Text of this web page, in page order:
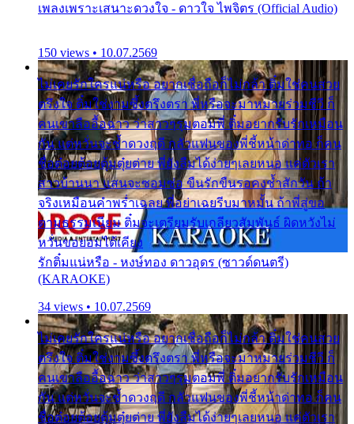
เพลงเพราะเสนาะดวงใจ - ดาวใจ ไพจิตร (Official Audio)
150 views • 10.07.2569
ไม่เคยรักใครแน่หรือ อยากเชื่อถือก็ไม่กล้า ติ๋มใช่คนสวย
ตรึงใจ ติ๋มใช่งามซึ้งตรึงตรา พี่หรือจะมาหมายร่วมชีวี ก็
คนเขาลืออื้อฉาว ว่าสาวๆรุมตอมพี่ ติ๋มอยากรับรักเหมือน
กัน แต่หวั่นจะช้ำดวงฤดี กลัวแฟนของพี่ชี้หน้าด่าทอ ก็คน
ชื่อต๋อยต้อยตุ้มตุ๋ยต่าย พี่ยังลืมได้ง่ายๆเลยหนอ แค่ตัวเรา
สาวบ้านนา แสนจะซอมซ่อ ขืนรักขืนรอคงช้ำสักวัน ถ้า
จริงเหมือนคำพร่ำเฉลย พี่อย่าเฉยรีบมาหมั้น ถ้าพี่สู่ขอ
ตามธรรมเนียม ติ๋มจะเตรียมรับเกลียวสัมพันธ์ ผิดหวังไม่
หวั่นขอยอมได้เคียง
รักติ๋มแน่หรือ - หงษ์ทอง ดาวอุดร (ซาวด์ดนตรี)
(KARAOKE)
34 views • 10.07.2569
ไม่เคยรักใครแน่หรือ อยากเชื่อถือก็ไม่กล้า ติ๋มใช่คนสวย
ตรึงใจ ติ๋มใช่งามซึ้งตรึงตรา พี่หรือจะมาหมายร่วมชีวี ก็
คนเขาลืออื้อฉาว ว่าสาวๆรุมตอมพี่ ติ๋มอยากรับรักเหมือน
กัน แต่หวั่นจะช้ำดวงฤดี กลัวแฟนของพี่ชี้หน้าด่าทอ ก็คน
ชื่อต๋อยต้อยตุ้มตุ๋ยต่าย พี่ยังลืมได้ง่ายๆเลยหนอ แค่ตัวเรา